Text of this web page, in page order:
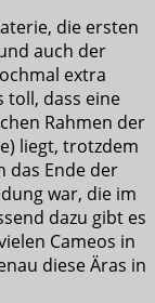
die ersten
auch der
extra
toll, dass eine
Rahmen der
liegt, trotzdem
das Ende der
war, die im
dazu gibt es
Cameos in
diese Äras in